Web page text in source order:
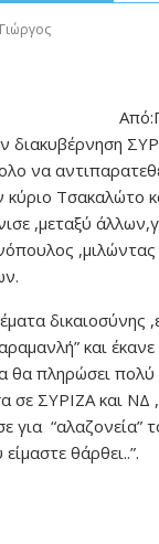
διακυβέρνηση
να
Τσακαλώτο
,μεταξύ
,μιλώντας
δικαιοσύνης
και
θα πληρώσει
σε ΣΥΡΙΖΑ και
για “αλαζονεία”
θάρθει..”.